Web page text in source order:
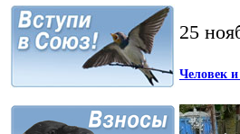
25
Человек